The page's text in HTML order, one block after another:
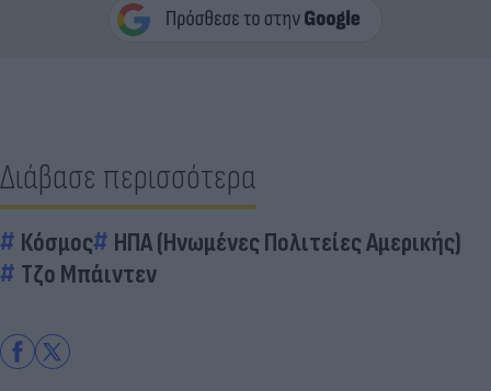
Διάβασε περισσότερα
Κόσμος
ΗΠΑ (Ηνωμένες Πολιτείες Αμερικής)
Τζο Μπάιντεν